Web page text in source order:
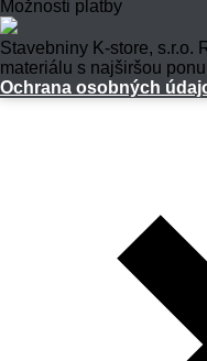
Možnosti platby
Stavebniny K-store, s.r.o.
materiálu s najširšou
Ochrana osobných